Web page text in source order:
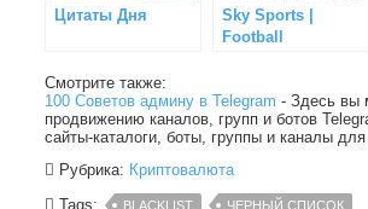
Цитаты Дня
Sky Sports |
Football
Смотрите также:
100 Советов админу в Telegram - Здесь вы
продвижению каналов, групп и ботов
сайты-каталоги, боты, группы и каналы
Рубрика: Криптовалюта
Tags:
BLACKLIST ЧЕРНЫЙ СПИСОК